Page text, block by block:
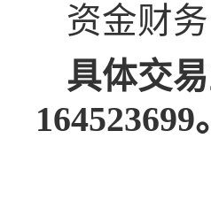
资金财
具体交
164523699。